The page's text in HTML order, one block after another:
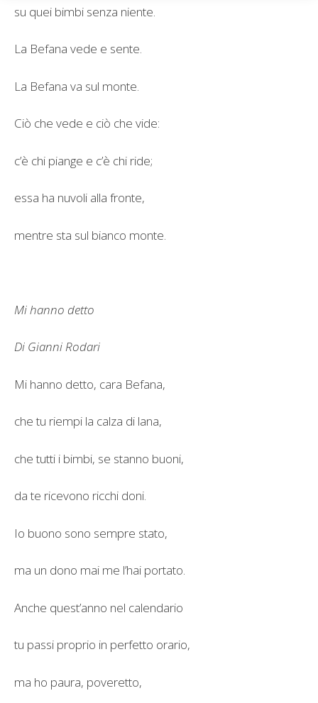
su quei bimbi senza niente.
La Befana vede e sente.
La Befana va sul monte.
Ciò che vede e ciò che vide:
c’è chi piange e c’è chi ride;
essa ha nuvoli alla fronte,
mentre sta sul bianco monte.
Mi hanno detto
Di Gianni Rodari
Mi hanno detto, cara Befana,
che tu riempi la calza di lana,
che tutti i bimbi, se stanno buoni,
da te ricevono ricchi doni.
Io buono sono sempre stato,
ma un dono mai me l’hai portato.
Anche quest’anno nel calendario
tu passi proprio in perfetto orario,
ma ho paura, poveretto,